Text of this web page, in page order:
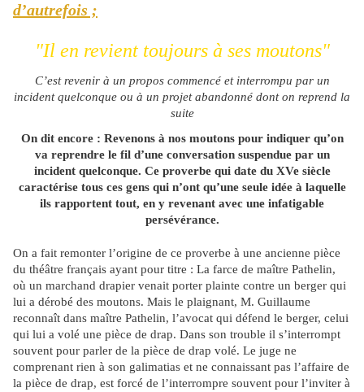
d’autrefois ;
"Il en revient toujours à ses moutons"
C’est revenir à un propos commencé et interrompu par un
incident quelconque ou à un projet abandonné dont on reprend la
suite
On dit encore : Revenons à nos moutons pour indiquer qu’on
va reprendre le fil d’une conversation suspendue par un
incident quelconque. Ce proverbe qui date du XVe siècle
caractérise tous ces gens qui n’ont qu’une seule idée à laquelle
ils rapportent tout, en y revenant avec une infatigable
persévérance.
On a fait remonter l’origine de ce proverbe à une ancienne pièce
du théâtre français ayant pour titre : La farce de maître Pathelin,
où un marchand drapier venait porter plainte contre un berger qui
lui a dérobé des moutons. Mais le plaignant, M. Guillaume
reconnaît dans maître Pathelin, l’avocat qui défend le berger, celui
qui lui a volé une pièce de drap. Dans son trouble il s’interrompt
souvent pour parler de la pièce de drap volé. Le juge ne
comprenant rien à son galimatias et ne connaissant pas l’affaire de
la pièce de drap, est forcé de l’interrompre souvent pour l’inviter à